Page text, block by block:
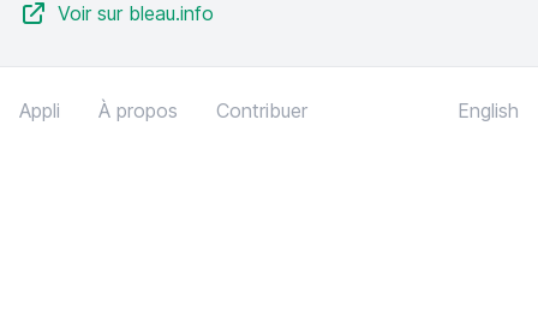
Voir sur bleau.info
Appli À propos Contribuer English